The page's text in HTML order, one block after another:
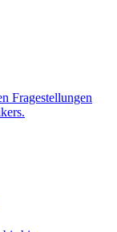
Fragestellungen